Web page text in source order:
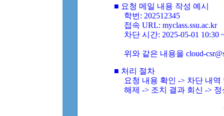
■ 요청 메일 내용 작성 예시
학번: 202512345
접속 URL: myclass.ssu.ac.kr
차단 시간: 2025-05-01 10:30
위와 같은 내용을 cloud-
■ 처리 절차
요청 내용 확인 -> 차단 내
해제 -> 조치 결과 회신 ->